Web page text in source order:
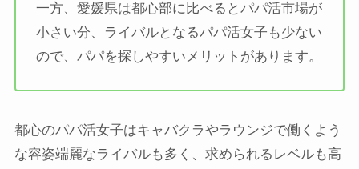
一方、愛媛県は都心部に比べるとパパ活市場が
小さい分、ライバルとなるパパ活女子も少ない
ので、パパを探しやすいメリットがあります。
都心のパパ活女子はキャバクラやラウンジで働くよう
な容姿端麗なライバルも多く、求められるレベルも高